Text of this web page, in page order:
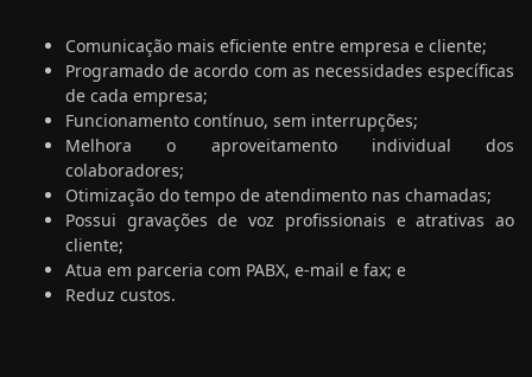
Comunicação mais eficiente entre empresa e cliente;
Programado de acordo com as necessidades específicas
de cada empresa;
Funcionamento contínuo, sem interrupções;
Melhora o aproveitamento individual dos
colaboradores;
Otimização do tempo de atendimento nas chamadas;
Possui gravações de voz profissionais e atrativas ao
cliente;
Atua em parceria com PABX, e-mail e fax; e
Reduz custos.